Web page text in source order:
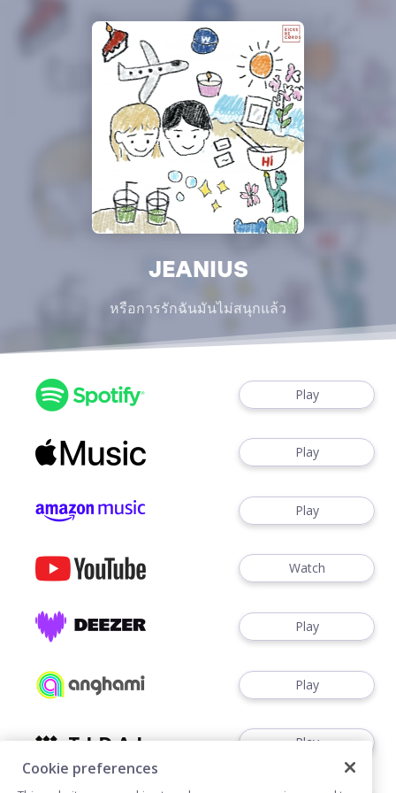
JEANIUS
หรือการรักฉันมันไม่สนุกแล้ว
Play
Play
Play
Watch
Play
Play
Play
Cookie preferences